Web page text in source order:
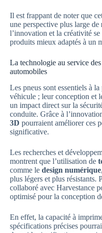
Il est frappant de noter que
une perspective plus large de
l’innovation et la créativité
produits mieux adaptés à un
La technologie au service
automobiles
Les pneus sont essentiels à
véhicule ; leur conception et
un impact direct sur la
conduite. Grâce à
3D pourraient améliorer ces
significative.
Les recherches et
montrent que l’utilisation de
comme le design numérique
plus légers et plus résistants.
collaboré avec Harvestance
optimisé pour la conception
En effet, la capacité à
spécifications précises